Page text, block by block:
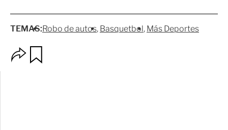
TEMAS: Robo de autos Basquetbol Más Deportes